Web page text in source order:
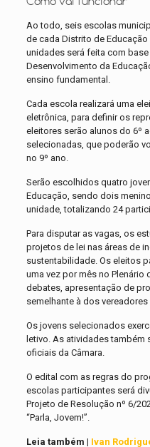
Ao todo, seis escolas
de cada Distrito de
unidades será feita com
Desenvolvimento da
ensino fundamental.
Cada escola realizará uma
eletrônica, para definir os
eleitores serão alunos do 6º
selecionadas, que poderão
no 9º ano.
Serão escolhidos quatro
Educação, sendo dois
unidade, totalizando 24
Para disputar as vagas, os
projetos de lei nas áreas de
sustentabilidade. Os eleitos
uma vez por mês no Plenário
debates, apresentação de
semelhante à dos vereadores
Os jovens selecionados
letivo. As atividades também
oficiais da Câmara.
O edital com as regras do
escolas participantes será
Projeto de Resolução nº 6/
“Parla, Jovem!”.
Leia também | Ivan